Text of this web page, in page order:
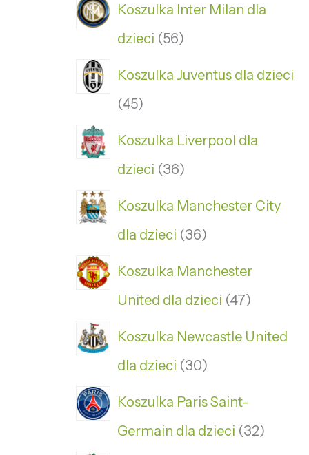
Koszulka Inter Milan dla
dzieci 56
Koszulka Juventus dla dzieci
45
Koszulka Liverpool dla
dzieci 36
Koszulka Manchester City
dla dzieci 36
Koszulka Manchester
United dla dzieci 47
Koszulka Newcastle United
dla dzieci 30
Koszulka Paris Saint-
Germain dla dzieci 32